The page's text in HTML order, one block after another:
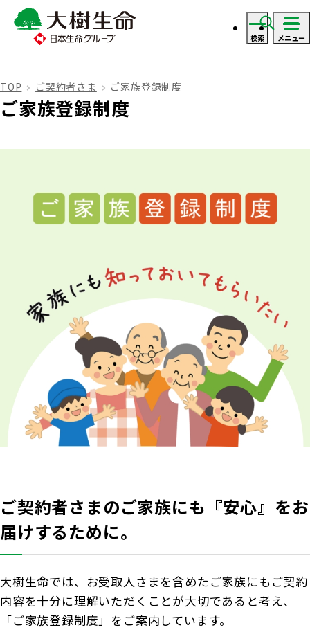
検索 メニュー
資料・見積り請求
ご契約者さま トップ
保険金・給付金のお支払いについて
契約内容の確認・変更
書類の再発行
満期保険金などのご請求
資金の引出し
保険料の払込み・貸付金のご返済
ご契約者さま向けサービス
外貨建保険の円換算レートについて
諸利率のお知らせ
保険をご検討のお客さま
保険をご検討のお客さま トップ
商品を選ぶ
探してみよう！あなたにぴったりな保険
生命保険商品一覧
損害保険商品
生命保険について知る
法人のお客さま トップ
各都道府県中小企業団体中央会の会員の
皆さま
福利厚生制度関連
福利厚生制度等
のご請求手続きとお支払いについて」
大樹 企業保険ダイレクトシステム（団体保険の
各種照会・お手続きサービス）
団体年金制度関連
団体年金制度
知る・楽しむ
知る・楽しむ トップ
大樹生命ブログ
お金について知る
相続税シミュレーション
教育費シミュレーター
健康について知る
長生き診断
大樹生命について
大樹生命について トップ
会社情報
業績案内
お客さま本位の業務運営
サステナビリティ経営
よくある質問 お問合せ
TOP ご契約者さま ご家族登録制度
ご家族登録制度
ご契約者さまのご家族にも『安心』をお
届けするために。
大樹生命では、お受取人さまを含めたご家族にもご契約
内容を十分に理解いただくことが大切であると考え、
「ご家族登録制度」をご案内しています。